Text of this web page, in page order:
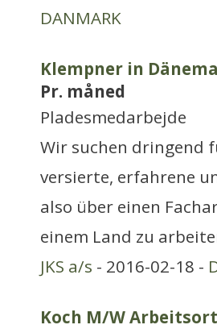
DANMARK
Klempner in
Pr. måned
Pladesmedarbejde
Wir suchen dringend
versierte, erfahrene
also über einen
einem Land zu
JKS a/s - 2016-02-18 -
Koch M/W